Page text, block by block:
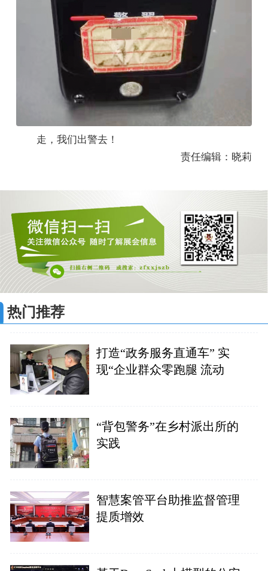
走，我们出警去！
责任编辑：晓莉
热门推荐
打造“政务服务直通车” 实
现“企业群众零跑腿 流动
“背包警务”在乡村派出所的
实践
智慧案管平台助推监督管理
提质增效